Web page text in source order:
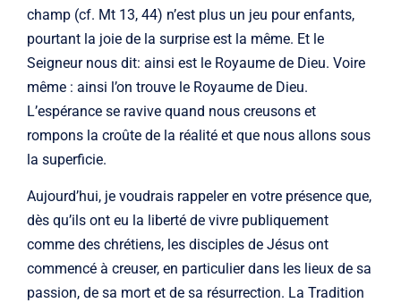
champ (cf. Mt 13, 44) n’est plus un jeu pour enfants,
pourtant la joie de la surprise est la même. Et le
Seigneur nous dit: ainsi est le Royaume de Dieu. Voire
même : ainsi l’on trouve le Royaume de Dieu.
L’espérance se ravive quand nous creusons et
rompons la croûte de la réalité et que nous allons sous
la superficie.
Aujourd’hui, je voudrais rappeler en votre présence que,
dès qu’ils ont eu la liberté de vivre publiquement
comme des chrétiens, les disciples de Jésus ont
commencé à creuser, en particulier dans les lieux de sa
passion, de sa mort et de sa résurrection. La Tradition